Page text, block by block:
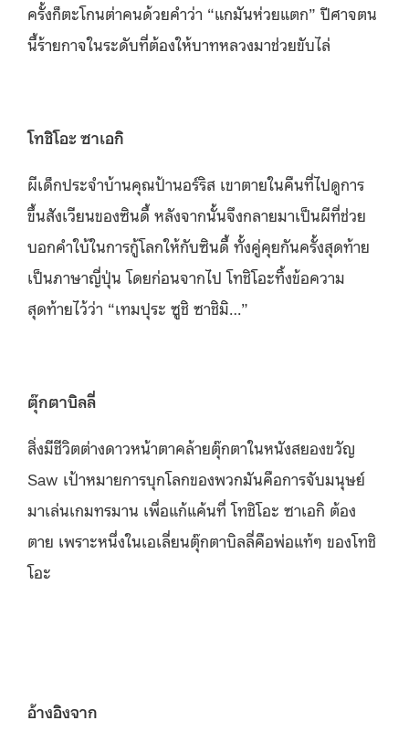
ครั้งก็ตะโกนต่าคนด้วยคำว่า “แกมันห่วยแตก” ปีศาจตน
นี้ร้ายกาจในระดับที่ต้องให้บาทหลวงมาช่วยขับไล่
โทชิโอะ ซาเอกิ
ผีเด็กประจำบ้านคุณป้านอร์ริส เขาตายในคืนที่ไปดูการ
ขึ้นสังเวียนของซินดี้ หลังจากนั้นจึงกลายมาเป็นผีที่ช่วย
บอกคำใบ้ในการกู้โลกให้กับซินดี้ ทั้งคู่คุยกันครั้งสุดท้าย
เป็นภาษาญี่ปุ่น โดยก่อนจากไป โทชิโอะทิ้งข้อความ
สุดท้ายไว้ว่า “เทมปุระ ซูชิ ซาชิมิ…”
ตุ๊กตาบิลลี่
สิ่งมีชีวิตต่างดาวหน้าตาคล้ายตุ๊กตาในหนังสยองขวัญ
Saw เป้าหมายการบุกโลกของพวกมันคือการจับมนุษย์
มาเล่นเกมทรมาน เพื่อแก้แค้นที่ โทชิโอะ ซาเอกิ ต้อง
ตาย เพราะหนึ่งในเอเลี่ยนตุ๊กตาบิลลี่คือพ่อแท้ๆ ของโทชิ
โอะ
อ้างอิงจาก